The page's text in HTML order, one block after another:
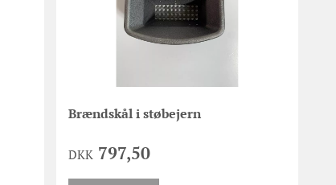
Brændskål i støbejern
DKK797,50